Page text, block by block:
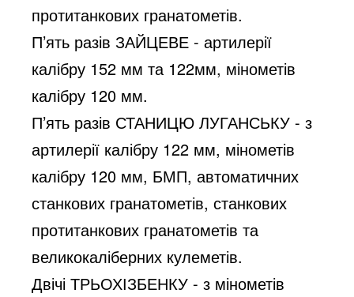
протитанкових гранатометів.
П’ять разів ЗАЙЦЕВЕ - артилерії
калібру 152 мм та 122мм, мінометів
калібру 120 мм.
П’ять разів СТАНИЦЮ ЛУГАНСЬКУ - з
артилерії калібру 122 мм, мінометів
калібру 120 мм, БМП, автоматичних
станкових гранатометів, станкових
протитанкових гранатометів та
великокаліберних кулеметів.
Двічі ТРЬОХІЗБЕНКУ - з мінометів